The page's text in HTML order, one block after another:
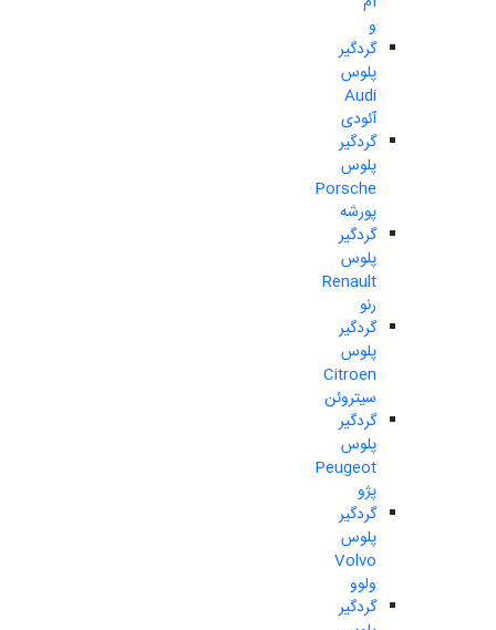
و
گردگیر
پلوس
Audi
آئودی
گردگیر
پلوس
Porsche
پورشه
گردگیر
پلوس
Renault
رنو
گردگیر
پلوس
Citroen
سیتروئن
گردگیر
پلوس
Peugeot
پژو
گردگیر
پلوس
Volvo
ولوو
گردگیر